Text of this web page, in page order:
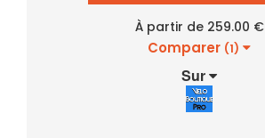
À partir de 259.00 €
Comparer (1)
Sur